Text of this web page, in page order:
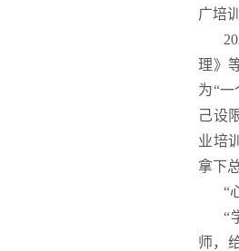
广培
理》
为“
己设
业培
拿下
“
“
师，